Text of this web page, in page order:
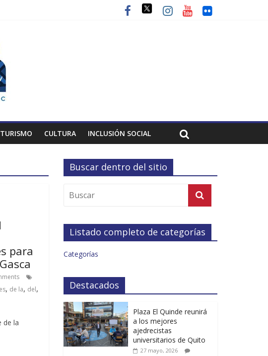
TURISMO CULTURA INCLUSIÓN SOCIAL
para
, de la, del,
de la
Buscar dentro del sitio
Listado completo de categorías
Categorías
Destacados
Plaza El Quinde reunirá
a los mejores
ajedrecistas
universitarios de Quito
27 mayo, 2026